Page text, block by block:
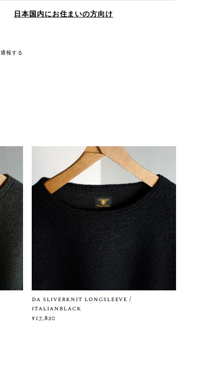
日本国内にお住まいの方向け
通報する
da sliverknit longsleeve /
italianblack
¥17,820